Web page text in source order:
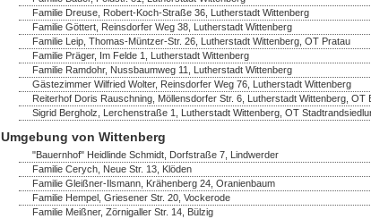
Familie Dreuse, Robert-Koch-Straße 36, Lutherstadt Wittenberg
Familie Göttert, Reinsdorfer Weg 38, Lutherstadt Wittenberg
Familie Leip, Thomas-Müntzer-Str. 26, Lutherstadt Wittenberg, OT Pratau
Familie Präger, Im Felde 1, Lutherstadt Wittenberg
Familie Ramdohr, Nussbaumweg 11, Lutherstadt Wittenberg
Gästezimmer Wilfried Wolter, Reinsdorfer Weg 76, Lutherstadt Wittenberg
Reiterhof Doris Rauschning, Möllensdorfer Str. 6, Lutherstadt Wittenberg, OT
Sigrid Bergholz, Lerchenstraße 1, Lutherstadt Wittenberg, OT
Umgebung von Wittenberg
"Bauernhof" Heidlinde Schmidt, Dorfstraße 7, Lindwerder
Familie Cerych, Neue Str. 13, Klöden
Familie Gleißner-Ilsmann, Krähenberg 24, Oranienbaum
Familie Hempel, Griesener Str. 20, Vockerode
Familie Meißner, Zörnigaller Str. 14, Bülzig